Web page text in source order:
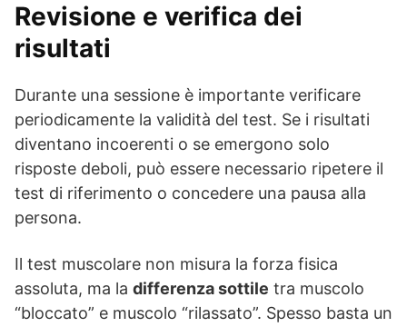
Revisione e verifica dei
risultati
Durante una sessione è importante verificare
periodicamente la validità del test. Se i risultati
diventano incoerenti o se emergono solo
risposte deboli, può essere necessario ripetere il
test di riferimento o concedere una pausa alla
persona.
Il test muscolare non misura la forza fisica
assoluta, ma la differenza sottile tra muscolo
“bloccato” e muscolo “rilassato”. Spesso basta un